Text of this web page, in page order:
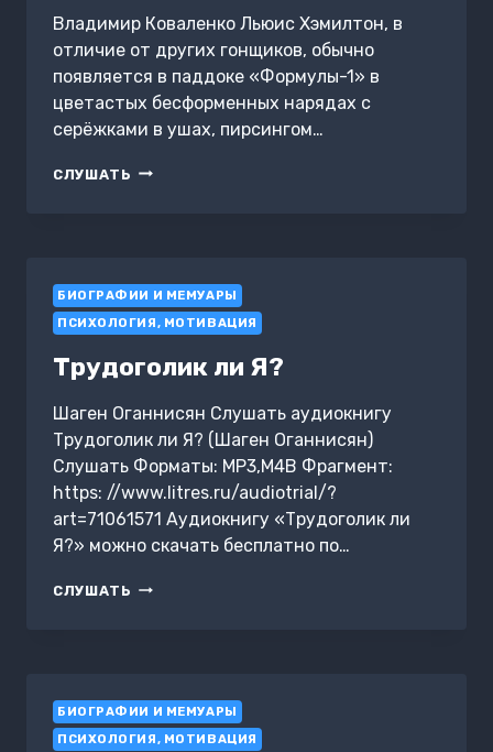
О
БОЕВЫХ
ОПЕРАЦИЯХ
ЗАКУЛИСНЫХ
СОГЛАШЕНИЯХ.
—
Владимир Коваленко Льюис Хэмилтон, в
отличие от других гонщиков, обычно
появляется в паддоке «Формулы-1» в
цветастых бесформенных нарядах с
серёжками в ушах, пирсингом…
СЛУШАТЬ ЛЬЮИС
БИОГРАФИИ И МЕМУАРЫ
ПСИХОЛОГИЯ, МОТИВАЦИЯ
Трудоголик ли Я?
Шаген Оганнисян Слушать аудиокнигу
Трудоголик ли Я? (Шаген Оганнисян)
Слушать Форматы: MP3,M4B Фрагмент:
https: //www.litres.ru/audiotrial/?
art=71061571 Аудиокнигу «Трудоголик ли
Я?» можно скачать бесплатно по…
СЛУШАТЬ ТРУДОГОЛИК
БИОГРАФИИ И МЕМУАРЫ
ПСИХОЛОГИЯ, МОТИВАЦИЯ